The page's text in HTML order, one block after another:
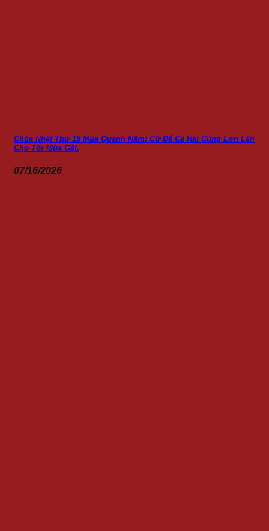
Chúa Nhật Thứ 15 Mùa Quanh Năm: Cứ Để Cả Hai Cùng Lớn Lên
Cho Tới Mùa Gặt.
07/16/2026